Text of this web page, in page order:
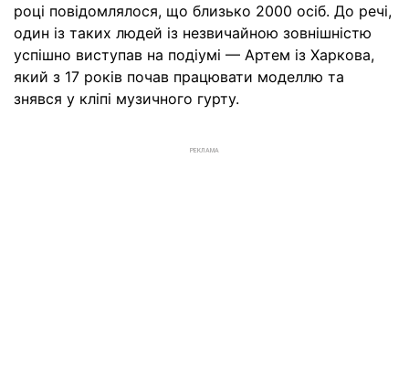
році повідомлялося, що близько 2000 осіб. До речі,
один із таких людей із незвичайною зовнішністю
успішно виступав на подіумі — Артем із Харкова,
який з 17 років почав працювати моделлю та
знявся у кліпі музичного гурту.
РЕКЛАМА